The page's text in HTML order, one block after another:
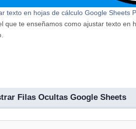
texto en hojas de cálculo Google Sheets
que te enseñamos como ajustar texto en
Filas Ocultas Google Sheets